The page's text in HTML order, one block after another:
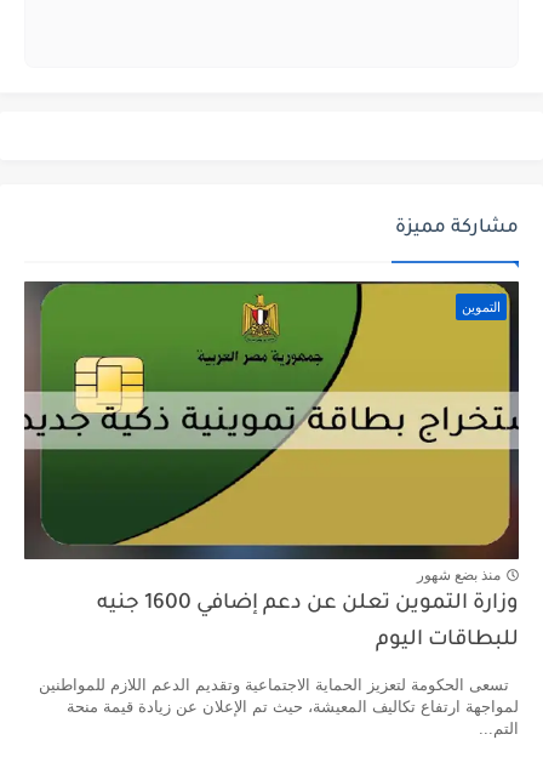
مشاركة مميزة
التموين
منذ بضع شهور
وزارة التموين تعلن عن دعم إضافي 1600 جنيه
للبطاقات اليوم
تسعى الحكومة لتعزيز الحماية الاجتماعية وتقديم الدعم اللازم للمواطنين
لمواجهة ارتفاع تكاليف المعيشة، حيث تم الإعلان عن زيادة قيمة منحة
التم...